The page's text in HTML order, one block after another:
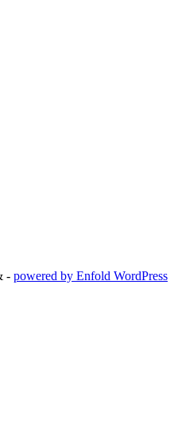
- powered by Enfold WordPress